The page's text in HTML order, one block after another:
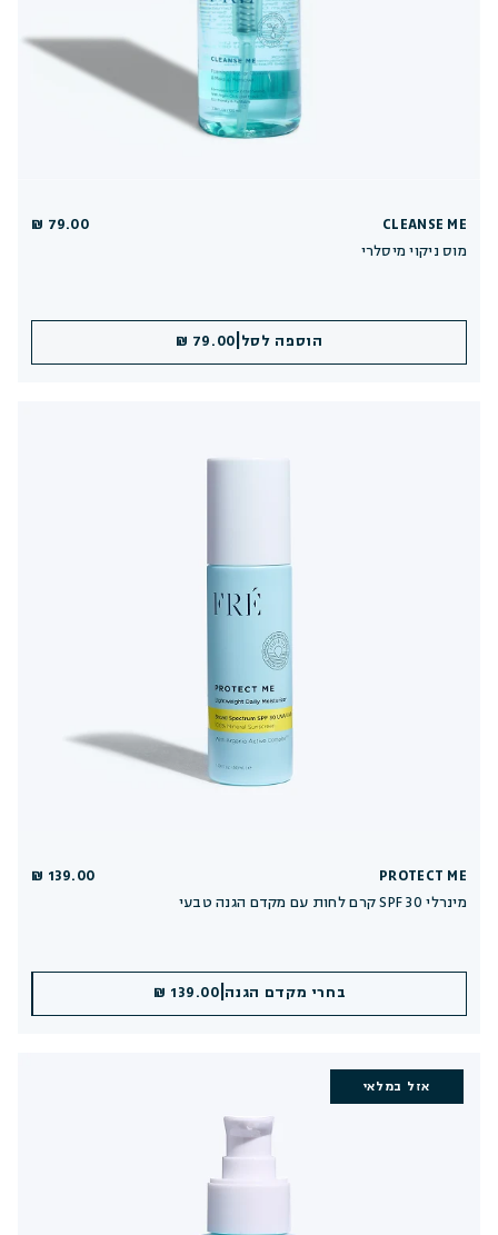
CLEANSE ME
מוס ניקוי מיסלרי
79.00 ₪
הוספה לסל 79.00 ₪
PROTECT ME
קרם לחות עם מקדם הגנה טבעי SPF 30 מינרלי
139.00 ₪
בחרי מקדם הגנה 139.00 ₪ הוספה לסל|
139.00 ₪
אזל במלאי